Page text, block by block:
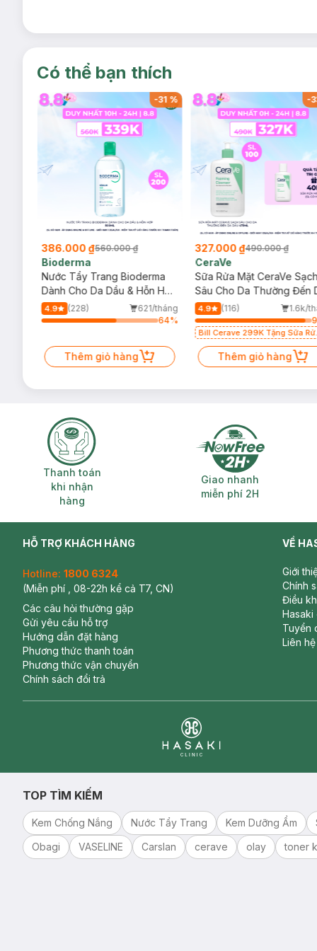
Có thể bạn thích
-31 %
386.000 ₫560.000 ₫
Bioderma
Nước Tẩy Trang Bioderma
Dành Cho Da Dầu & Hỗn Hợp
500ml
4.9 (228)
621/tháng
64%
Thêm giỏ hàng
-
327.000 ₫490.000 ₫
CeraVe
Sữa Rửa Mặt CeraVe
Sâu Cho Da Thường Đến
Dầu 473ml
4.9 (116)
1.6k/
Bill Cerave 299K Tặng Sữa
Thêm giỏ hàng
Thanh toán khi nhận hàng
Thanh toán
khi nhận
hàng
Giao nhanh
Giao nhanh
miễn phí 2H
HỖ TRỢ KHÁCH HÀNG
Hotline: 1800 6324
(Miễn phí , 08-22h kể cả T7, CN)
Các câu hỏi thường gặp
Gửi yêu cầu hỗ trợ
Hướng dẫn đặt hàng
Phương thức thanh toán
Phương thức vận chuyển
Chính sách đổi trả
VỀ
Giới
Chính
Điều
Hasaki
Tuyển
Liên hệ
TOP TÌM KIẾM
Kem Chống Nắng Nước Tẩy Trang Kem Dưỡng Ẩm
Obagi
VASELINE Carslan cerave olay toner